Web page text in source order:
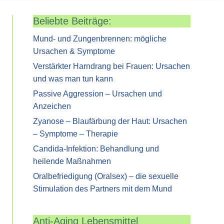
Beliebte Beiträge:
Mund- und Zungenbrennen: mögliche
Ursachen & Symptome
Verstärkter Harndrang bei Frauen: Ursachen
und was man tun kann
Passive Aggression – Ursachen und
Anzeichen
Zyanose – Blaufärbung der Haut: Ursachen
– Symptome – Therapie
Candida-Infektion: Behandlung und
heilende Maßnahmen
Oralbefriedigung (Oralsex) – die sexuelle
Stimulation des Partners mit dem Mund
Anti-Aging Lebensmittel